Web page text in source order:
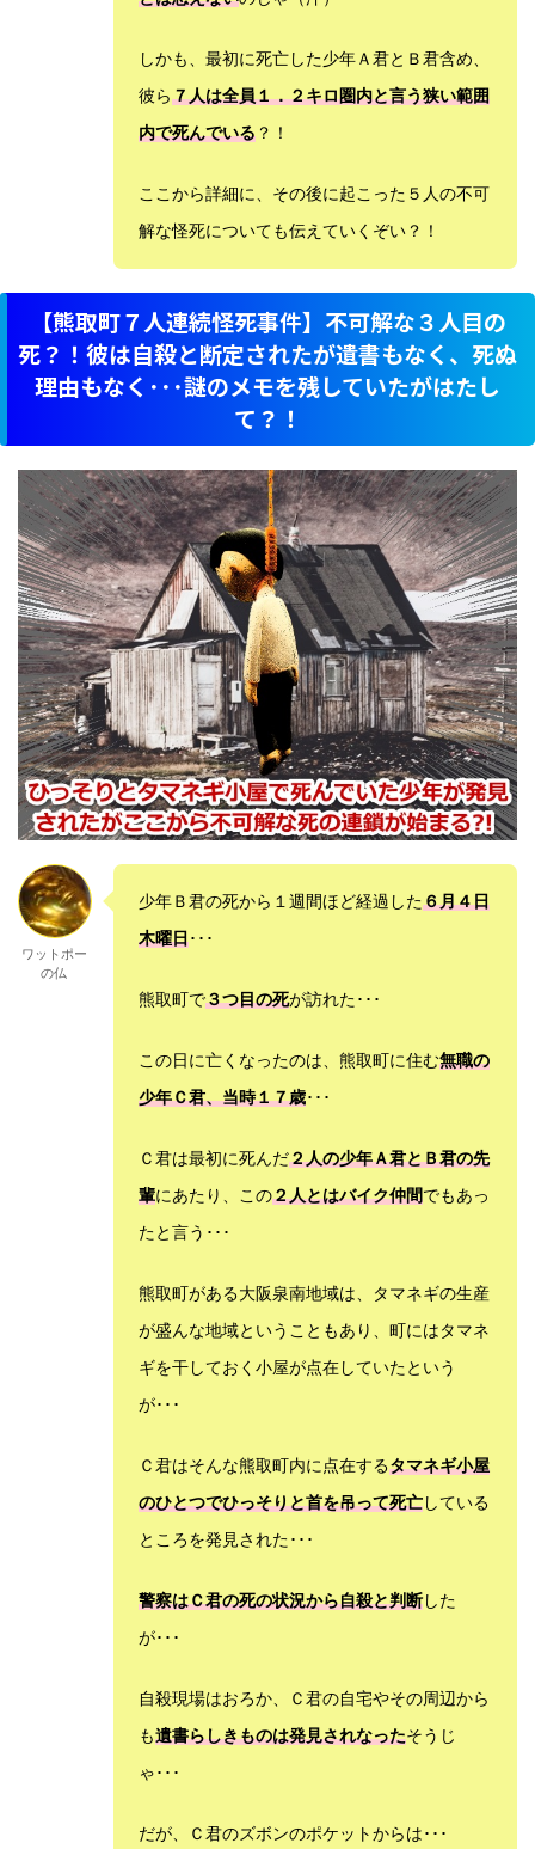
しかも、最初に死亡した少年Ａ君とＢ君含め、
彼ら７人は全員１．２キロ圏内と言う狭い範囲
内で死んでいる ？！
ここから詳細に、その後に起こった５人の不可
解な怪死についても伝えていくぞい？！
【熊取町７人連続怪死事件】不可解な３人目の
死？！彼は自殺と断定されたが遺書もなく、死ぬ
理由もなく･･･謎のメモを残していたがはたし
て？！
ワットポー
の仏
少年Ｂ君の死から１週間ほど経過した６月４日
木曜日･･･
熊取町で３つ目の死が訪れた･･･
この日に亡くなったのは、熊取町に住む無職の
少年Ｃ君、当時１７歳･･･
Ｃ君は最初に死んだ２人の少年Ａ君とＢ君の先
輩にあたり、この２人とはバイク仲間でもあっ
たと言う･･･
熊取町がある大阪泉南地域は、タマネギの生産
が盛んな地域ということもあり、町にはタマネ
ギを干しておく小屋が点在していたという
が･･･
Ｃ君はそんな熊取町内に点在するタマネギ小屋
のひとつでひっそりと首を吊って死亡している
ところを発見された･･･
警察はＣ君の死の状況から自殺と判断した
が･･･
自殺現場はおろか、Ｃ君の自宅やその周辺から
も遺書らしきものは発見されなったそうじ
ゃ･･･
だが、Ｃ君のズボンのポケットからは･･･